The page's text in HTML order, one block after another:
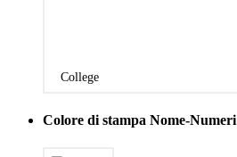
College
Colore di stampa Nome-Numeri